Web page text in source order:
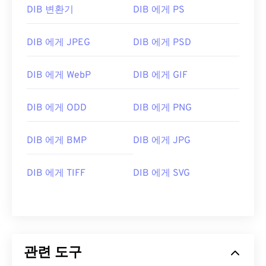
DIB 변환기 DIB 에게 PS
DIB 에게 JPEG DIB 에게 PSD
DIB 에게 WebP DIB 에게 GIF
DIB 에게 ODD DIB 에게 PNG
DIB 에게 BMP DIB 에게 JPG
DIB 에게 TIFF DIB 에게 SVG
관련 도구